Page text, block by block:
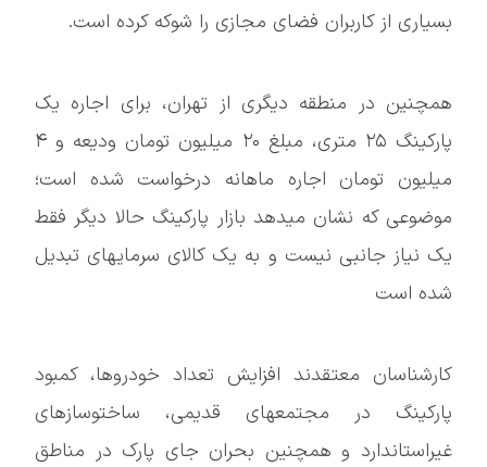
بسیاری از کاربران فضای مجازی را شوکه کرده است.
همچنین در منطقه دیگری از تهران، برای اجاره یک
پارکینگ ۲۵ متری، مبلغ ۲۰ میلیون تومان ودیعه و ۴
میلیون تومان اجاره ماهانه درخواست شده است؛
موضوعی که نشان میدهد بازار پارکینگ حالا دیگر فقط
یک نیاز جانبی نیست و به یک کالای سرمایهای تبدیل
شده است
کارشناسان معتقدند افزایش تعداد خودروها، کمبود
پارکینگ در مجتمعهای قدیمی، ساختوسازهای
غیراستاندارد و همچنین بحران جای پارک در مناطق